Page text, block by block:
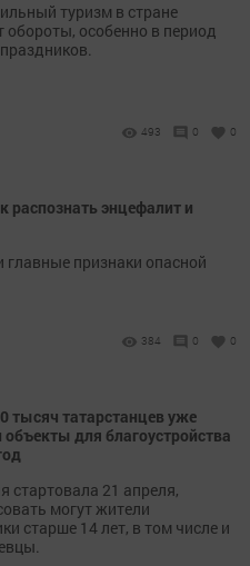
туризм в стране
обороты, особенно в период
493 0 0
распознать энцефалит и
признаки опасной
384 0 0
тысяч татарстанцев уже
для благоустройства
стартовала 21 апреля,
могут жители
старше 14 лет, в том числе и